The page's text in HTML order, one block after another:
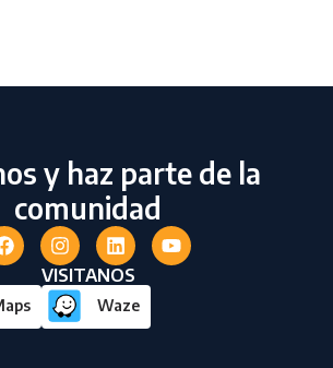
y haz parte de la
comunidad
VISITANOS
Waze